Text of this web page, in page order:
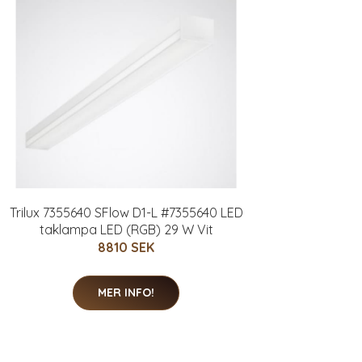
Trilux 7355640 SFlow D1-L #7355640 LED
taklampa LED (RGB) 29 W Vit
8810 SEK
MER INFO!